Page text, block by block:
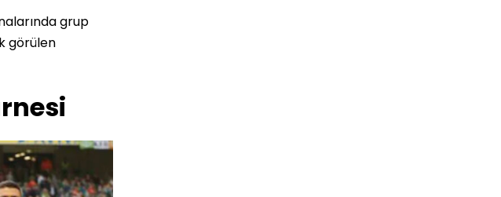
grup
görülen